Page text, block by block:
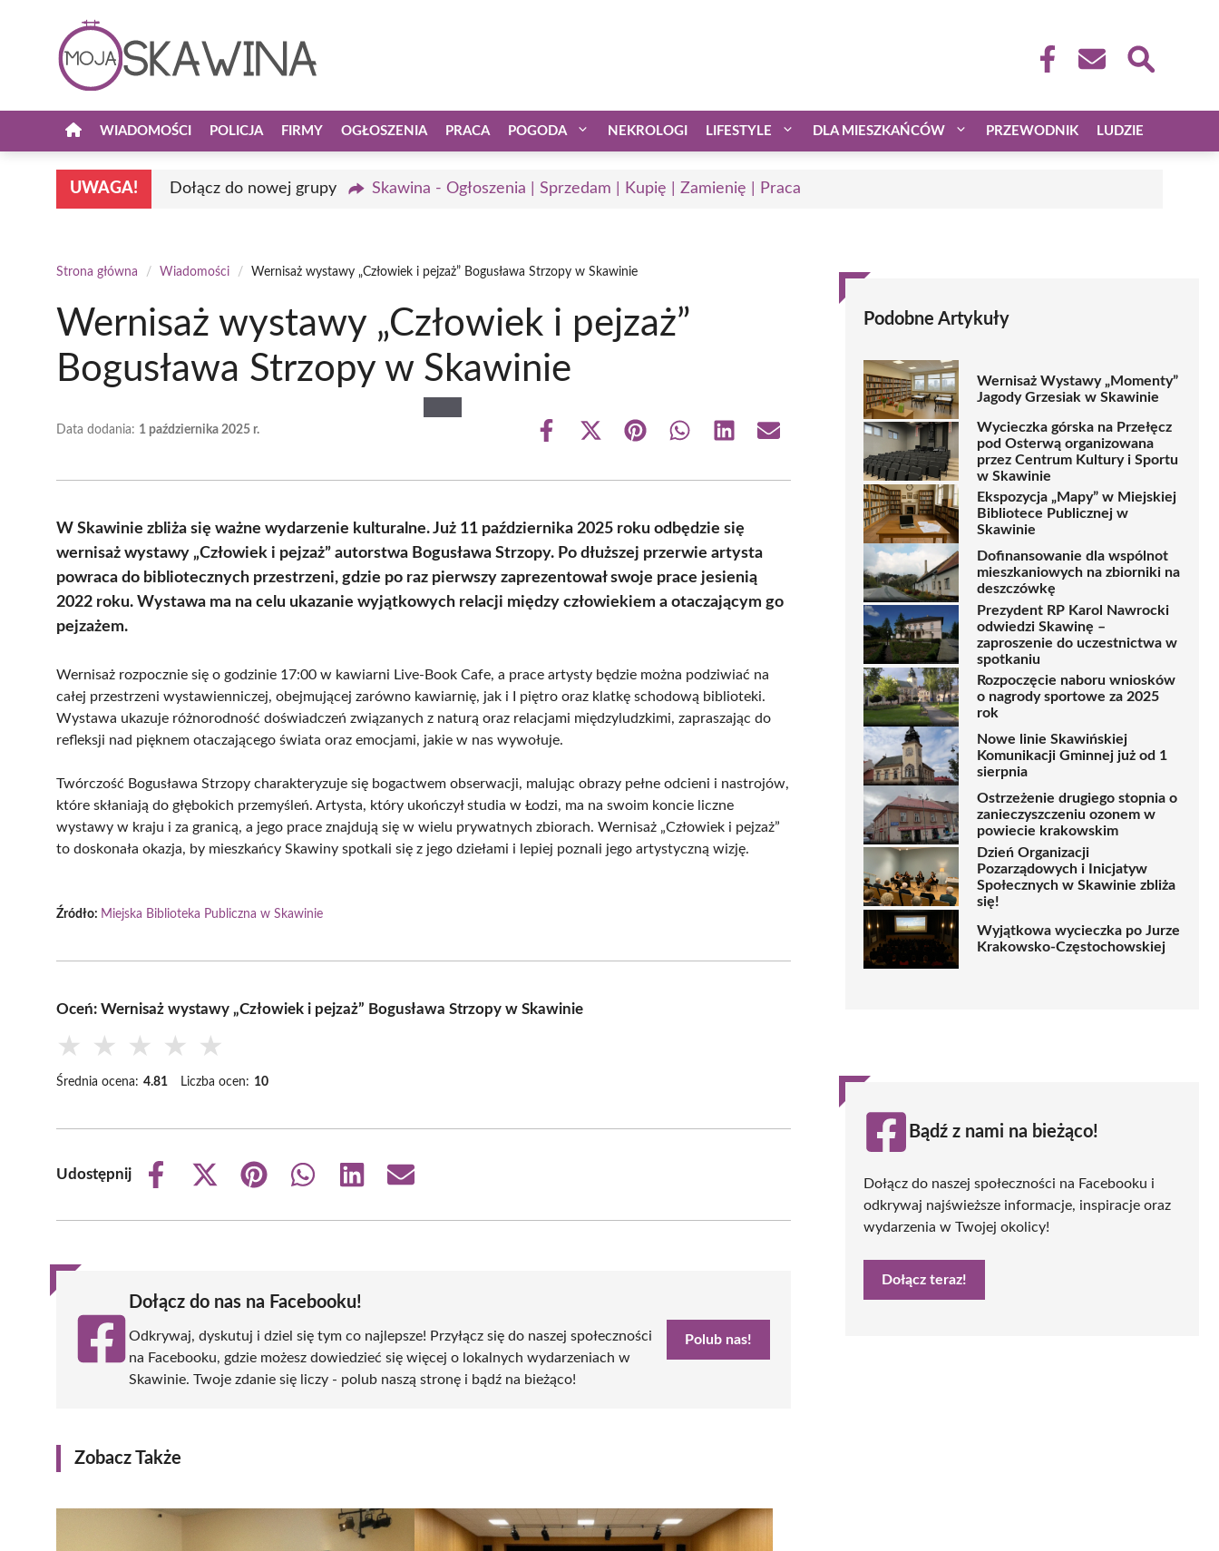
WIADOMOŚCI POLICJA FIRMY OGŁOSZENIA PRACA POGODA NEKROLOGI LIFESTYLE DLA MIESZKAŃCÓW PRZEWODNIK LUDZIE
UWAGA! Dołącz do nowej grupy Skawina - Ogłoszenia | Sprzedam | Kupię | Zamienię | Praca
Strona główna / Wiadomości / Wernisaż wystawy „Człowiek i pejzaż” Bogusława Strzopy w Skawinie
Wernisaż wystawy „Człowiek i pejzaż”
Bogusława Strzopy w Skawinie
Data dodania: 1 października 2025 r.
Share
Share
(Twitter)
Share Share Share Share
W Skawinie zbliża się ważne wydarzenie kulturalne. Już 11 października 2025 roku odbędzie się
wernisaż wystawy „Człowiek i pejzaż” autorstwa Bogusława Strzopy. Po dłuższej przerwie artysta
powraca do bibliotecznych przestrzeni, gdzie po raz pierwszy zaprezentował swoje prace jesienią
2022 roku. Wystawa ma na celu ukazanie wyjątkowych relacji między człowiekiem a otaczającym go
pejzażem.
Wernisaż rozpocznie się o godzinie 17:00 w kawiarni Live-Book Cafe, a prace artysty będzie można podziwiać na
całej przestrzeni wystawienniczej, obejmującej zarówno kawiarnię, jak i I piętro oraz klatkę schodową biblioteki.
Wystawa ukazuje różnorodność doświadczeń związanych z naturą oraz relacjami międzyludzkimi, zapraszając do
refleksji nad pięknem otaczającego świata oraz emocjami, jakie w nas wywołuje.
Twórczość Bogusława Strzopy charakteryzuje się bogactwem obserwacji, malując obrazy pełne odcieni i nastrojów,
które skłaniają do głębokich przemyśleń. Artysta, który ukończył studia w Łodzi, ma na swoim koncie liczne
wystawy w kraju i za granicą, a jego prace znajdują się w wielu prywatnych zbiorach. Wernisaż „Człowiek i pejzaż”
to doskonała okazja, by mieszkańcy Skawiny spotkali się z jego dziełami i lepiej poznali jego artystyczną wizję.
Źródło: Miejska Biblioteka Publiczna w Skawinie
Oceń: Wernisaż wystawy „Człowiek i pejzaż” Bogusława Strzopy w Skawinie
★ ★ ★ ★ ★
Średnia ocena: 4.81 Liczba ocen: 10
Udostępnij
Share
Share
(Twitter)
Share
Share
Share
Share
Dołącz do nas na Facebooku!
Odkrywaj, dyskutuj i dziel się tym co najlepsze! Przyłącz się do naszej społeczności
na Facebooku, gdzie możesz dowiedzieć się więcej o lokalnych wydarzeniach w
Skawinie. Twoje zdanie się liczy - polub naszą stronę i bądź na bieżąco!
Polub nas!
Zobacz Także
Podobne Artykuły
Wernisaż Wystawy „Momenty”
Jagody Grzesiak w Skawinie
Wycieczka górska na Przełęcz
pod Osterwą organizowana
przez Centrum Kultury i Sportu
w Skawinie
Ekspozycja „Mapy” w Miejskiej
Bibliotece Publicznej w
Skawinie
Dofinansowanie dla wspólnot
mieszkaniowych na zbiorniki na
deszczówkę
Prezydent RP Karol Nawrocki
odwiedzi Skawinę –
zaproszenie do uczestnictwa w
spotkaniu
Rozpoczęcie naboru wniosków
o nagrody sportowe za 2025
rok
Nowe linie Skawińskiej
Komunikacji Gminnej już od 1
sierpnia
Ostrzeżenie drugiego stopnia o
zanieczyszczeniu ozonem w
powiecie krakowskim
Dzień Organizacji
Pozarządowych i Inicjatyw
Społecznych w Skawinie zbliża
się!
Wyjątkowa wycieczka po Jurze
Krakowsko-Częstochowskiej
Bądź z nami na bieżąco!
Dołącz do naszej społeczności na Facebooku i
odkrywaj najświeższe informacje, inspiracje oraz
wydarzenia w Twojej okolicy!
Dołącz teraz!